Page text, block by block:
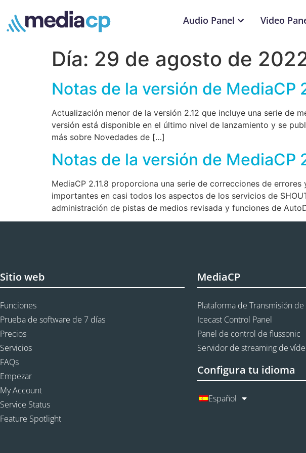
Audio Panel Video
Día: 29 de agosto de
Notas de la versión de MediaCP
Actualización menor de la versión 2.12 que incluye una serie de
versión está disponible en el último nivel de lanzamiento y se
más sobre Novedades de […]
Notas de la versión de MediaCP
MediaCP 2.11.8 proporciona una serie de correcciones de errores
importantes en casi todos los aspectos de los servicios de
administración de pistas de medios revisada y funciones de
Sitio web
Funciones
Prueba de software de 7 días
Precios
Servicios
FAQs
Empezar
My Account
Service Status
Feature Spotlight
MediaCP
Plataforma de Transmisión
Icecast Control Panel
Panel de control de flussonic
Servidor de streaming de
Configura tu idioma
Español